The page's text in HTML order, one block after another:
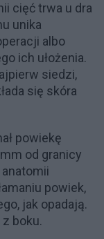
cięć trwa u dra
unika
albo
ich ułożenia.
siedzi,
się skóra
powiekę
od granicy
powiek,
jak opadają.
boku.